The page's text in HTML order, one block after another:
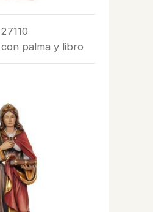
palma y libro